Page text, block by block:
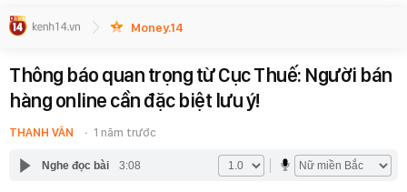
Money.14
Thông báo quan trọng từ Cục Thuế: Người bán
hàng online cần đặc biệt lưu ý!
THANH VÂN 1 năm trước
Nghe đọc bài 3:08